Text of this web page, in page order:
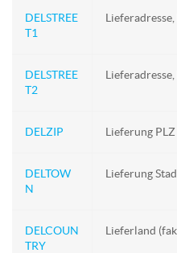
DELSTREE
T1
DELSTREE
T2
DELZIP Lieferung
DELTOW
N
Lieferung
DELCOUN
TRY
Lieferland